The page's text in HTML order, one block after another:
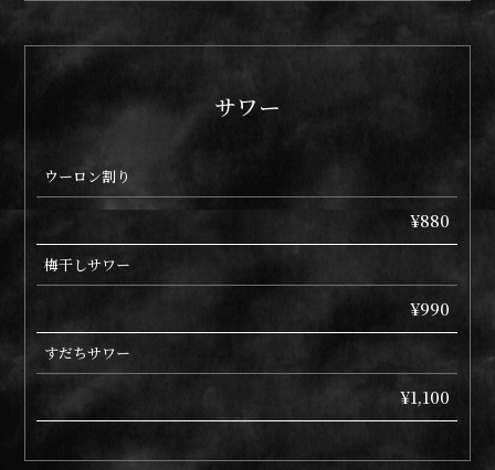
サワー
ウーロン割り
¥880
梅干しサワー
¥990
すだちサワー
¥1,100